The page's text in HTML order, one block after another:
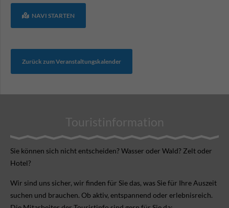
NAVI STARTEN
Zurück zum Veranstaltungskalender
Touristinformation
Sie können sich nicht ent­scheiden? Wasser oder Wald? Zelt oder
Hotel?
Wir sind uns sicher, wir finden für Sie das, was Sie für Ihre Aus­zeit
suchen und brauchen. Ob aktiv, ent­spannend oder erlebnis­reich.